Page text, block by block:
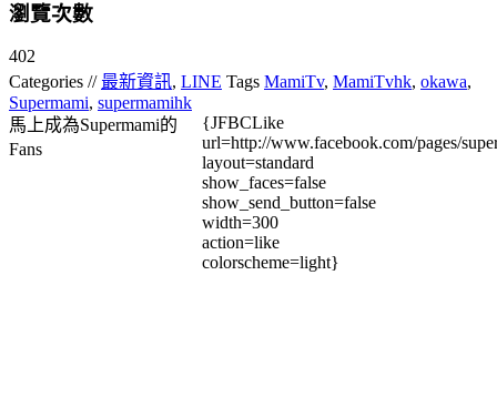
瀏覽次數
402
Categories // 最新資訊, LINE Tags MamiTv, MamiTvhk, okawa,
Supermami, supermamihk
馬上成為Supermami的
Fans
{JFBCLike
url=http://www.facebook.com/pages/
layout=standard
show_faces=false
show_send_button=false
width=300
action=like
colorscheme=light}